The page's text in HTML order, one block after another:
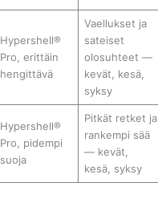
Hypershell®
Pro, erittäin
hengittävä
Vaellukset ja
sateiset
olosuhteet —
kevät, kesä,
syksy
Hypershell®
Pro, pidempi
suoja
Pitkät retket ja
rankempi sää
— kevät,
kesä, syksy